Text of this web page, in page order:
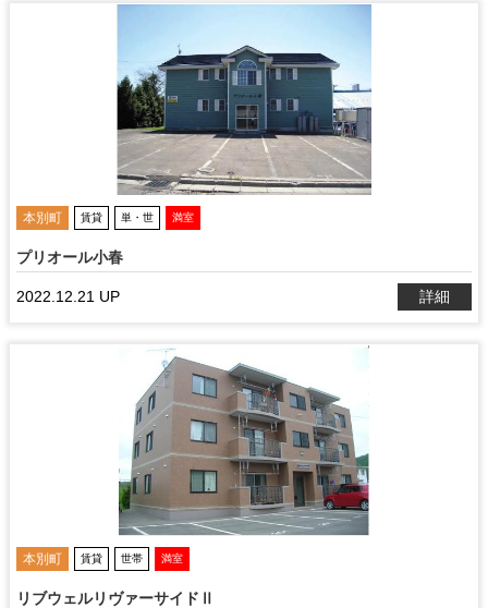
本別町 賃貸 単・世 満室
プリオール小春
2022.12.21 UP 詳細
本別町 賃貸 世帯 満室
リブウェルリヴァーサイドⅡ